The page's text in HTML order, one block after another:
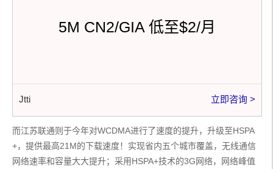
5M CN2/GIA 低至$2/月
Jtti 立即咨询 >
而江苏联通则于今年对WCDMA进行了速度的提升，升级至HSPA
+，提供最高21M的下载速度！实现省内五个城市覆盖，无线通信
网络速率和容量大大提升；采用HSPA+技术的3G网络，网络峰值